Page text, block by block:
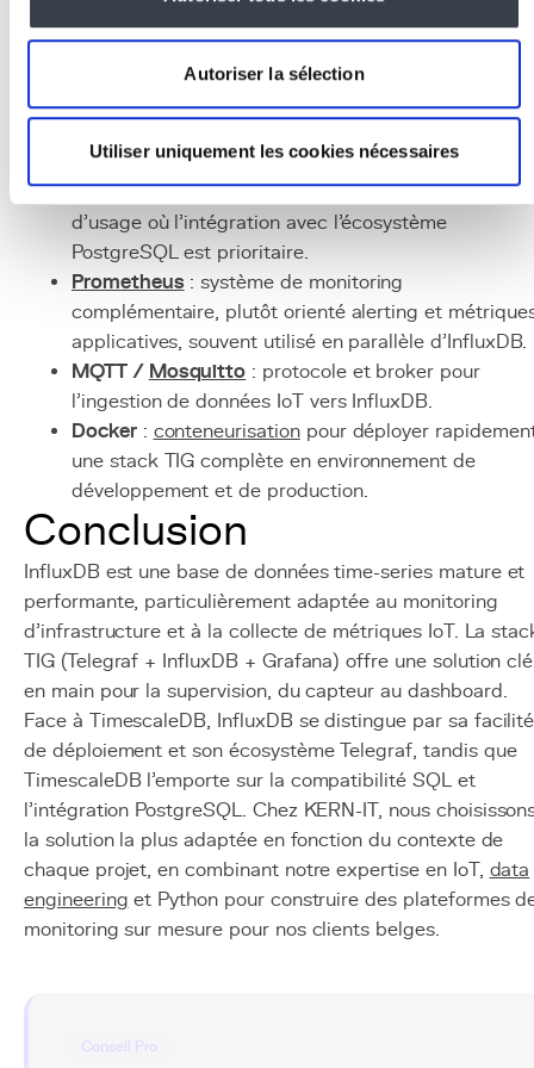
Autoriser la sélection
Utiliser uniquement les cookies nécessaires
300 plugins d'entrée.
: plateforme de visualisation qui s'intègre
nativement avec InfluxDB pour créer des
TimescaleDB: alternative basée surPostgreSQL
offrant la compatibilité SQL complète pour les cas
d'usage où l'intégration avec l'écosystème
PostgreSQL est prioritaire.
Prometheus : système de monitoring
complémentaire, plutôt orienté alerting et
applicatives, souvent utilisé en parallèle d'InfluxDB.
MQTT / Mosquitto : protocole et broker pour
l'ingestion de données IoT vers InfluxDB.
Docker: conteneurisationpour déployer
une stack TIG complète en environnement de
développement et de production.
Conclusion
InfluxDB est une base de données time-series mature et
performante, particulièrement adaptée au monitoring
d'infrastructure et à la collecte de métriques IoT. La
TIG (Telegraf + InfluxDB + Grafana) offre une solution clé
en main pour la supervision, du capteur au dashboard.
Face à TimescaleDB, InfluxDB se distingue par sa facilité
de déploiement et son écosystème Telegraf, tandis que
TimescaleDB l'emporte sur la compatibilité SQL et
l'intégration PostgreSQL. Chez KERN-IT, nous
la solution la plus adaptée en fonction du contexte de
chaque projet, en combinant notre expertise en IoT, data
engineering et Python pour construire des plateformes
monitoring sur mesure pour nos clients belges.
Conseil Pro